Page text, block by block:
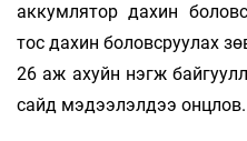
аккумлятор дахин
тос дахин боловсруулах
26 аж ахуйн нэгж
сайд мэдээлэлдээ онцлов.